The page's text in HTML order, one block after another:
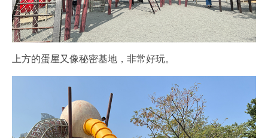
上方的蛋屋又像秘密基地，非常好玩。